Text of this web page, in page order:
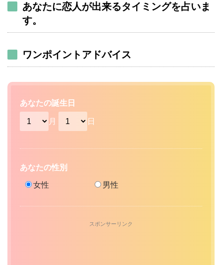
あなたに恋人が出来るタイミングを占いま
す。
ワンポイントアドバイス
あなたの誕生日
月 日
あなたの性別
女性 男性
スポンサーリンク